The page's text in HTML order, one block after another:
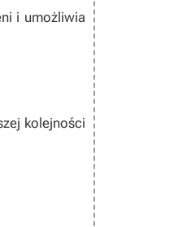
i umożliwia
kolejności